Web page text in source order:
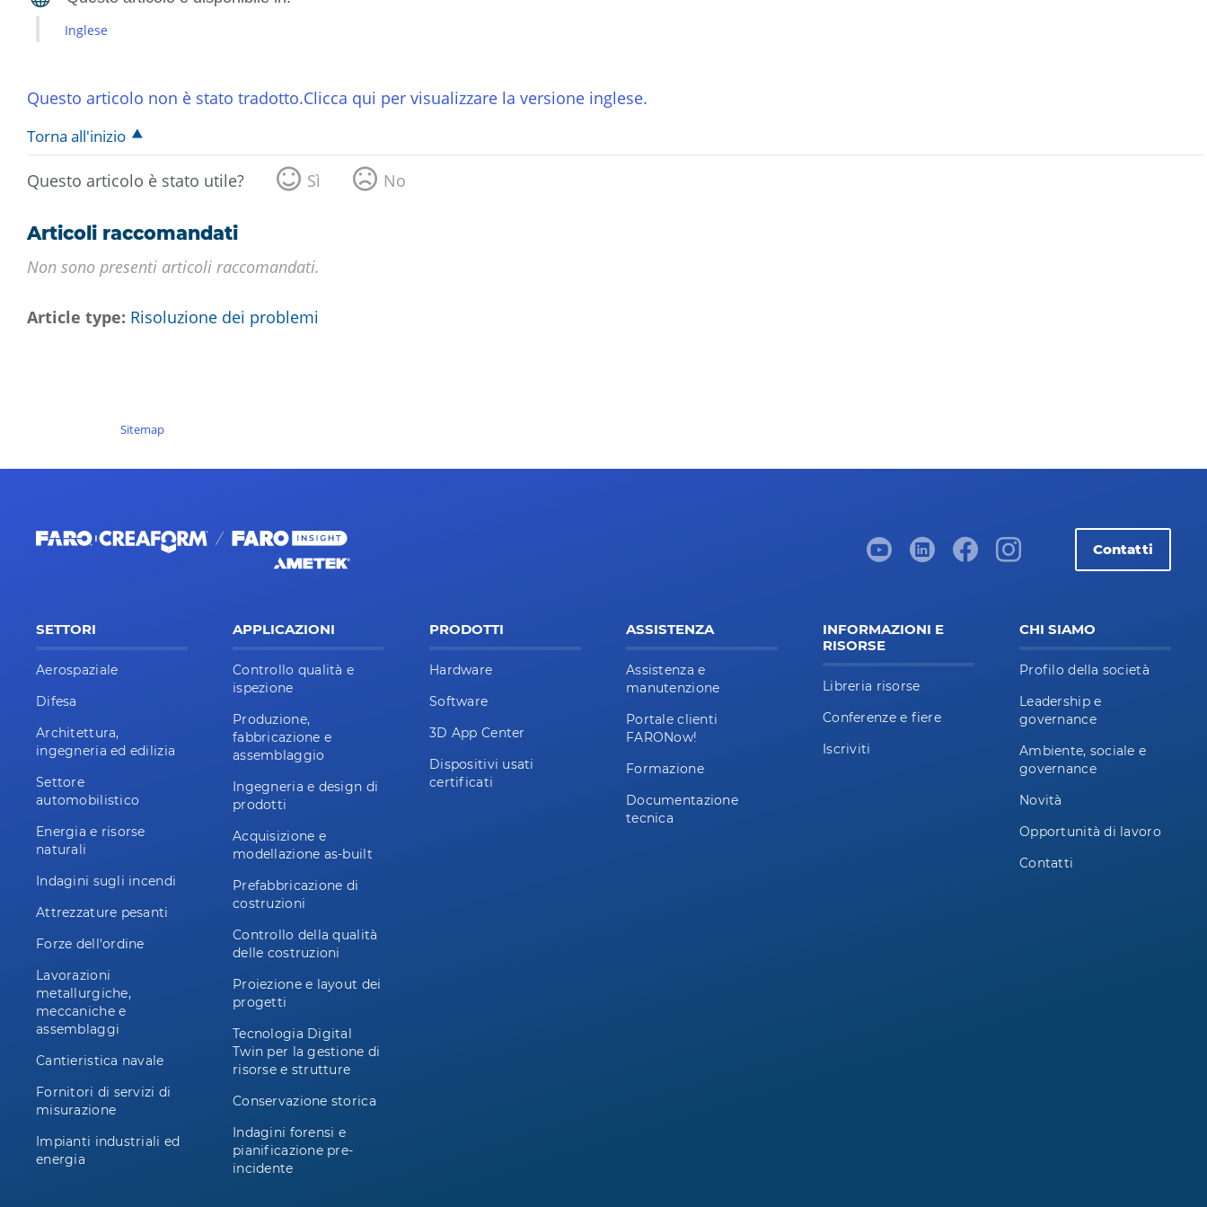
Inglese
Questo articolo non è stato tradotto.Clicca qui per visualizzare la versione inglese.
Torna all'inizio
Questo articolo è stato utile? Sì No
Articoli raccomandati
Non sono presenti articoli raccomandati.
Article type Risoluzione dei problemi
Sitemap
Contatti
SETTORI
Aerospaziale
Difesa
Architettura,
ingegneria ed edilizia
Settore
automobilistico
Energia e risorse
naturali
Indagini sugli incendi
Attrezzature pesanti
Forze dell'ordine
Lavorazioni
metallurgiche,
meccaniche e
assemblaggi
Cantieristica navale
Fornitori di servizi di
misurazione
Impianti industriali ed
energia
APPLICAZIONI
Controllo qualità e
ispezione
Produzione,
fabbricazione e
assemblaggio
Ingegneria e design di
prodotti
Acquisizione e
modellazione as-built
Prefabbricazione di
costruzioni
Controllo della qualità
delle costruzioni
Proiezione e layout dei
progetti
Tecnologia Digital
Twin per la gestione di
risorse e strutture
Conservazione storica
Indagini forensi e
pianificazione pre-
incidente
PRODOTTI
Hardware
Software
3D App Center
Dispositivi usati
certificati
ASSISTENZA
Assistenza e
manutenzione
Portale clienti
FARONow!
Formazione
Documentazione
tecnica
INFORMAZIONI E
RISORSE
Libreria risorse
Conferenze e fiere
Iscriviti
CHI SIAMO
Profilo della società
Leadership e
governance
Ambiente, sociale e
governance
Novità
Opportunità di lavoro
Contatti